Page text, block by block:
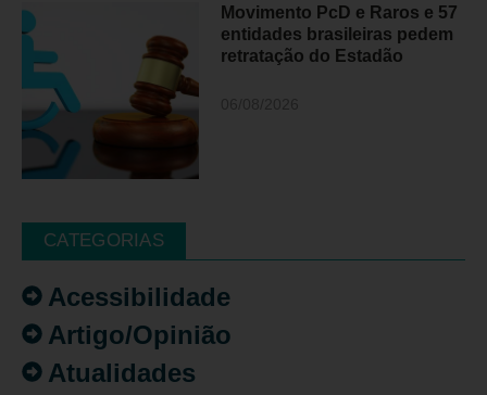
Movimento PcD e Raros e 57
entidades brasileiras pedem
retratação do Estadão
CATEGORIAS
Acessibilidade
Artigo/Opinião
Atualidades